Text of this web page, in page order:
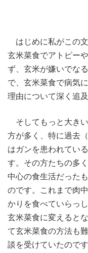
はじめに私がこの
玄米菜食でアトピー
ず、玄米が嫌いでな
で、玄米菜食で病気
理由について深く追
そしてもっと大き
方が多く、特に過去
はガンを患われてい
す。その方たちの多
中心の食生活だった
のです。これまで肉
かりを食べていらっ
玄米菜食に変えると
て玄米菜食の方法も
談を受けていたのです